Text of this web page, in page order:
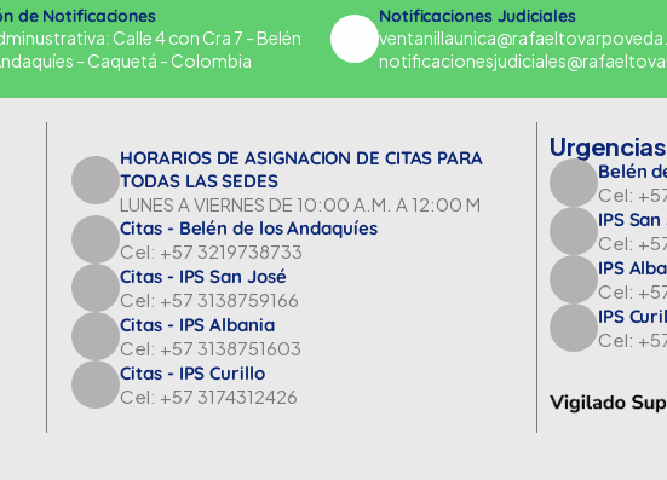
de Notificaciones
Calle 4 con Cra 7 - Belén
- Caquetá - Colombia
Notificaciones Judiciales
HORARIOS DE ASIGNACION DE CITAS PARA
TODAS LAS SEDES
LUNES A VIERNES DE 10:00 A.M. A 12:00 M
Citas - Belén de los Andaquíes
Cel: +57 3219738733
Citas - IPS San José
Cel: +57 3138759166
Citas - IPS Albania
Cel: +57 3138751603
Citas - IPS Curillo
Cel: +57 3174312426
Urgencias
Belén
Cel:
IPS
Cel:
IPS
Cel:
IPS
Cel: